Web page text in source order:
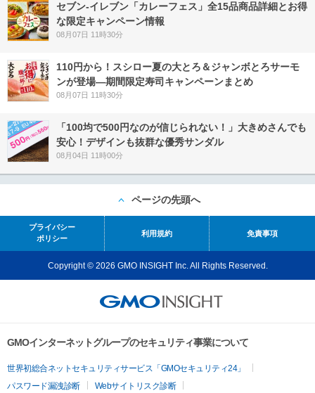
セブン‐イレブン「カレーフェス」全15品商品詳細とお得
な限定キャンペーン情報
08月07日 11時30分
110円から！スシロー夏の大とろ＆ジャンボとろサーモ
ンが登場―期間限定寿司キャンペーンまとめ
08月07日 11時30分
「100均で500円なのが信じられない！」大きめさんでも
安心！デザインも抜群な優秀サンダル
08月04日 11時00分
ページの先頭へ
プライバシー
ポリシー
利用規約 免責事項
Copyright © 2026 GMO INSIGHT Inc. All Rights Reserved.
GMOインターネットグループのセキュリティ事業について
世界初総合ネットセキュリティサービス「GMOセキュリティ24」
パスワード漏洩診断
Webサイトリスク診断